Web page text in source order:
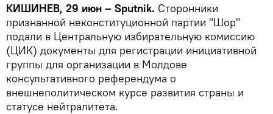
КИШИНЕВ, 29 июн – Sputnik. Сторонники
признанной неконституционной партии "Шор"
подали в Центральную избирательную комиссию
(ЦИК) документы для регистрации инициативной
группы для организации в Молдове
консультативного референдума о
внешнеполитическом курсе развития страны и
статусе нейтралитета.